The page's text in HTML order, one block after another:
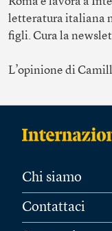
letteratura italiana
figli. Cura la
L’opinione di
Chi siamo
Contattaci